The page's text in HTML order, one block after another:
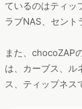
ているのはティッ
ラブNAS、セント
また、chocoZAP
は、カーブス、ル
ス、ティップネス